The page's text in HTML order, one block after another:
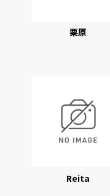
栗原
Reita